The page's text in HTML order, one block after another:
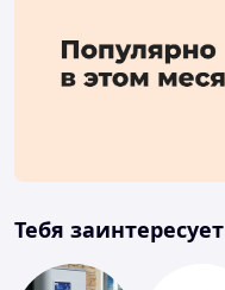
Тебя заинтересует